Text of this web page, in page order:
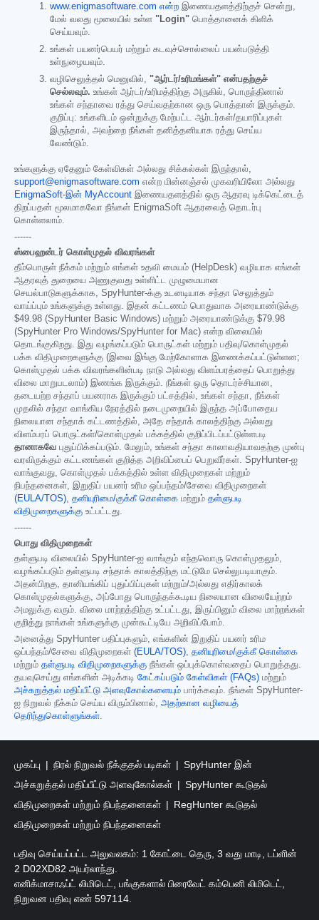
www.enigmasoftware.com என்ற இணையதளத்திற்குச் சென்று,
மேல் வலது மூலையில் உள்ள "Login" பொத்தானைக் கிளிக்
செய்யவும்.
உங்கள் பயனர்பெயர் மற்றும் கடவுச்சொல்லைப் பயன்படுத்தி
உள்நுழையவும்.
வழிசெலுத்தல் மெனுவில், "ஆர்டர்/உரிமங்கள்" என்பதற்குச்
செல்லவும். உங்கள் ஆர்டர்/உரிமத்திற்கு அருகில், பொருந்தினால்
உங்கள் சந்தாவை ரத்து செய்வதற்கான ஒரு பொத்தான் இருக்கும்.
குறிப்பு: உங்களிடம் ஒன்றுக்கு மேற்பட்ட ஆர்டர்கள்/தயாரிப்புகள்
இருந்தால், அவற்றை நீங்கள் தனித்தனியாக ரத்து செய்ய
வேண்டும்.
உங்களுக்கு ஏதேனும் கேள்விகள் அல்லது சிக்கல்கள் இருந்தால்,
support@enigmasoftware.com என்ற மின்னஞ்சல் முகவரியிலோ அல்லது
EnigmaSoft-இன் MyAccount இணையதளத்தில் ஒரு ஆதரவு டிக்கெட்டைத்
திறப்பதன் மூலமாகவோ நீங்கள் EnigmaSoft ஆதரவைத் தொடர்பு
கொள்ளலாம்.
------
ஸ்பைஹன்டர் கொள்முதல் விவரங்கள்
தீம்பொருள் நீக்கம் மற்றும் எங்கள் உதவி மையம் (HelpDesk) வழியாக எங்கள்
ஆதரவுத் துறையை அணுகுவது உள்ளிட்ட முழுமையான
செயல்பாடுகளுக்காக, SpyHunter-க்கு உடனடியாக சந்தா செலுத்தும்
வாய்ப்பும் உங்களுக்கு உள்ளது. இதன் கட்டணம் பொதுவாக அரையாண்டுக்கு
$49.98 (SpyHunter Basic Windows) மற்றும் அரையாண்டுக்கு $79.98
(SpyHunter Pro Windows/SpyHunter for Mac) என்ற விலையில்
தொடங்குகிறது. இது வழங்கப்படும் பொருட்கள் மற்றும் பதிவு/கொள்முதல்
பக்க விதிமுறைகளுக்கு (இவை இங்கு மேற்கோளாக இணைக்கப்பட்டுள்ளன;
கொள்முதல் பக்க விவரங்களின்படி நாடு அல்லது விளம்பரத்தைப் பொறுத்து
விலை மாறுபடலாம்) இணங்க இருக்கும். நீங்கள் ஒரு தொடர்ச்சியான,
தடையற்ற சந்தாப் பயனராக இருக்கும் பட்சத்தில், உங்கள் சந்தா, நீங்கள்
முதலில் சந்தா வாங்கிய நேரத்தில் நடைமுறையில் இருந்த அப்போதைய
நிலையான சந்தாக் கட்டணத்தில், அதே சந்தாக் காலத்திற்கு அல்லது
விளம்பரப் பொருட்கள்/கொள்முதல் பக்கத்தில் குறிப்பிடப்பட்டுள்ளபடி
தானாகவே புதுப்பிக்கப்படும். மேலும், உங்கள் சந்தா காலாவதியாவதற்கு முன்பு
வரவிருக்கும் கட்டணங்கள் குறித்த அறிவிப்பைப் பெறுவீர்கள். SpyHunter-ஐ
வாங்குவது, கொள்முதல் பக்கத்தில் உள்ள விதிமுறைகள் மற்றும்
நிபந்தனைகள், இறுதிப் பயனர் உரிம ஒப்பந்தம்/சேவை விதிமுறைகள்
(EULA/TOS), தனியுரிமை/குக்கீ கொள்கை மற்றும் தள்ளுபடி
விதிமுறைகளுக்கு உட்பட்டது.
------
பொது விதிமுறைகள்
தள்ளுபடி விலையில் SpyHunter-ஐ வாங்கும் எந்தவொரு கொள்முதலும்,
வழங்கப்படும் தள்ளுபடி சந்தாக் காலத்திற்கு மட்டுமே செல்லுபடியாகும்.
அதன்பிறகு, தானியங்கிப் புதுப்பிப்புகள் மற்றும்/அல்லது எதிர்காலக்
கொள்முதல்களுக்கு, அப்போது பொருந்தக்கூடிய நிலையான விலையேற்றம்
அமலுக்கு வரும். விலை மாற்றத்திற்கு உட்பட்டது, இருப்பினும் விலை மாற்றங்கள்
குறித்து நாங்கள் உங்களுக்கு முன்கூட்டியே அறிவிப்போம்.
அனைத்து SpyHunter பதிப்புகளும், எங்களின் இறுதிப் பயனர் உரிம
ஒப்பந்தம்/சேவை விதிமுறைகள் (EULA/TOS), தனியுரிமை/குக்கீ கொள்கை
மற்றும் தள்ளுபடி விதிமுறைகளுக்கு நீங்கள் ஒப்புக்கொள்வதைப் பொறுத்தது.
தயவுசெய்து எங்களின் அடிக்கடி கேட்கப்படும் கேள்விகள் (FAQs) மற்றும்
அச்சுறுத்தல் மதிப்பீட்டு அளவுகோல்களையும் பார்க்கவும். நீங்கள் SpyHunter-
ஐ நிறுவல் நீக்கம் செய்ய விரும்பினால், அதற்கான வழியைத்
தெரிந்துகொள்ளுங்கள்.
முகப்பு நிரல் நிறுவல் நீக்குதல் படிகள்
SpyHunter இன்
அச்சுறுத்தல் மதிப்பீட்டு அளவுகோல்கள்
SpyHunter கூடுதல்
விதிமுறைகள் மற்றும் நிபந்தனைகள்
RegHunter கூடுதல்
விதிமுறைகள் மற்றும் நிபந்தனைகள்
பதிவு செய்யப்பட்ட அலுவலகம்: 1 கோட்டை தெரு, 3 வது மாடி, டப்ளின்
2 D02XD82 அயர்லாந்து.
எனிக்மாசாஃப்ட் லிமிடெட், பங்குகளால் பிரைவேட் கம்பெனி லிமிடெட்,
நிறுவன பதிவு எண் 597114.